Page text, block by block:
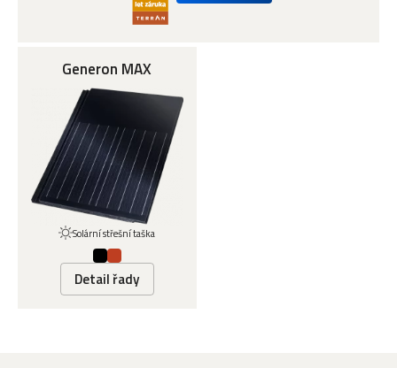
Generon MAX
Solární střešní taška
Detail řady